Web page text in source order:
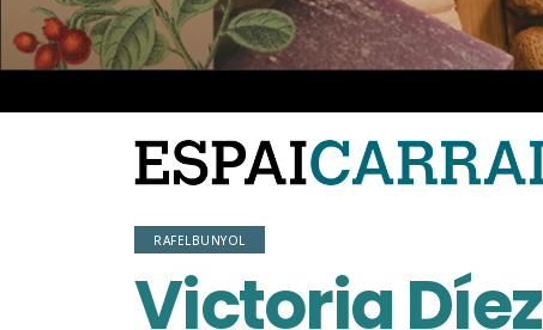
RAFELBUNYOL
Victoria Díez